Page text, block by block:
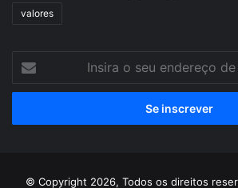
valores
seu
de
© Copyright 2026, Todos os direitos